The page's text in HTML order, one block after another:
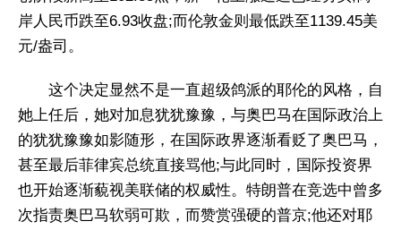
岸人民币跌至6.93收盘;而伦敦金则最低跌至1139.45美
元/盎司。
这个决定显然不是一直超级鸽派的耶伦的风格，自
她上任后，她对加息犹犹豫豫，与奥巴马在国际政治上
的犹犹豫豫如影随形，在国际政界逐渐看贬了奥巴马，
甚至最后菲律宾总统直接骂他;与此同时，国际投资界
也开始逐渐藐视美联储的权威性。特朗普在竞选中曾多
次指责奥巴马软弱可欺，而赞赏强硬的普京;他还对耶